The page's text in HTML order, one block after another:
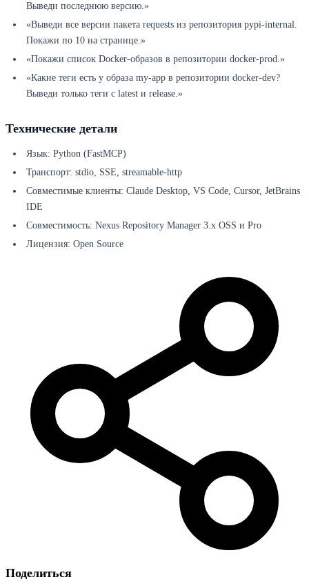
Выведи последнюю версию.»
«Выведи все версии пакета requests из репозитория pypi-internal.
Покажи по 10 на странице.»
«Покажи список Docker-образов в репозитории docker-prod.»
«Какие теги есть у образа my-app в репозитории docker-dev?
Выведи только теги с latest и release.»
Технические детали
Язык: Python (FastMCP)
Транспорт: stdio, SSE, streamable-http
Совместимые клиенты: Claude Desktop, VS Code, Cursor, JetBrains
IDE
Совместимость: Nexus Repository Manager 3.x OSS и Pro
Лицензия: Open Source
Поделиться